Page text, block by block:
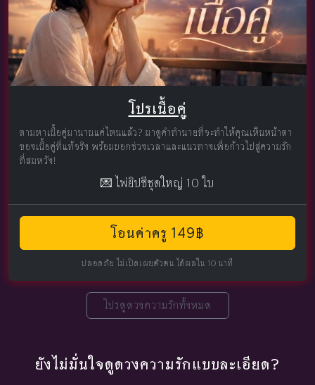
โปรเนื้อคู่
ตามหาเนื้อคู่มานานแค่ไหนแล้ว? มาดูคำทำนายที่จะทำให้คุณเห็นหน้าตา
ของเนื้อคู่ที่แท้จริง พร้อมบอกช่วงเวลาและแนวทางเพื่อก้าวไปสู่ความรัก
ที่สมหวัง!
💌 ไพ่ยิปซีชุดใหญ่ 10 ใบ
โอนค่าครู 149฿
ปลอดภัย ไม่เปิดเผยตัวตน ได้ผลใน 10 นาที
โปรดูดวงความรักทั้งหมด
ยังไม่มั่นใจดูดวงความรักแบบละเอียด?